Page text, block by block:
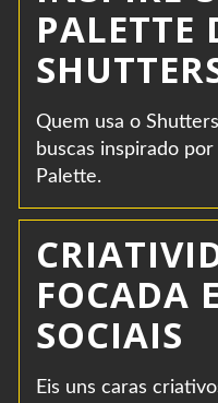
PALETTE
Quem usa o
buscas inspirado
Palette.
FOCADA
SOCIAIS
Eis uns caras